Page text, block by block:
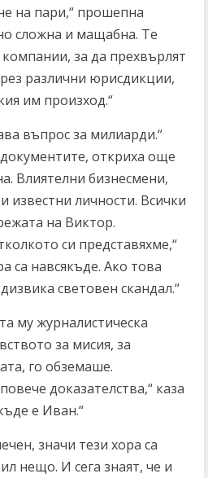
на пари,“ прошепна
сложна и мащабна. Те
за да прехвърлят
различни юрисдикции,
им произход.“
въпрос за милиарди.“
откриха още
Влиятелни бизнесмени,
известни личности. Всички
на Виктор.
си представяхме,“
са навсякъде. Ако това
световен скандал.“
му журналистическа
за мисия, за
го обземаше.
доказателства,“ каза
е Иван.“
значи тези хора са
нещо. И сега знаят, че и